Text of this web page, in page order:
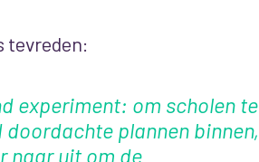
tevreden:
experiment: om scholen te
plannen binnen,
naar uit om de